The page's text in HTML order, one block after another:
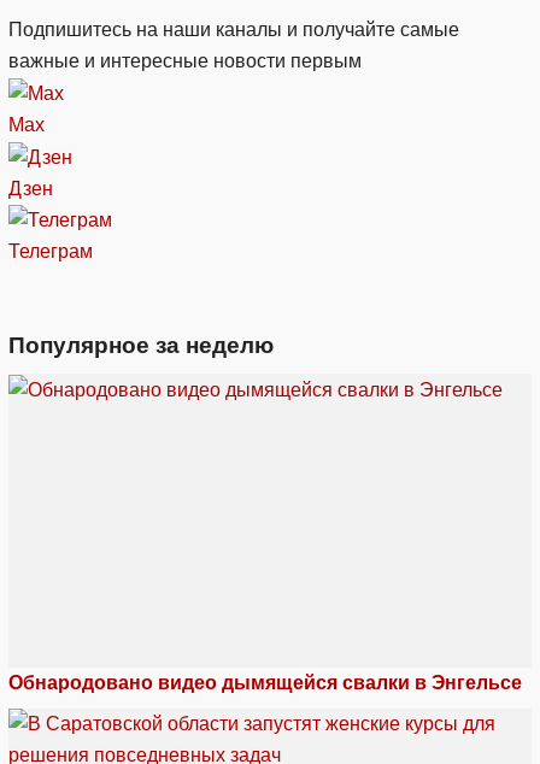
Подпишитесь на наши каналы и получайте самые
важные и интересные новости первым
Max
Дзен
Телеграм
Популярное за неделю
Обнародовано видео дымящейся свалки в Энгельсе